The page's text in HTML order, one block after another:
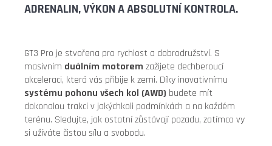
ADRENALIN, VÝKON A ABSOLUTNÍ KONTROLA.
GT3 Pro je stvořena pro rychlost a dobrodružství. S
masivním duálním motorem zažijete dechberoucí
akceleraci, která vás přibije k zemi. Díky inovativnímu
systému pohonu všech kol (AWD) budete mít
dokonalou trakci v jakýchkoli podmínkách a na každém
terénu. Sledujte, jak ostatní zůstávají pozadu, zatímco vy
si užíváte čistou sílu a svobodu.